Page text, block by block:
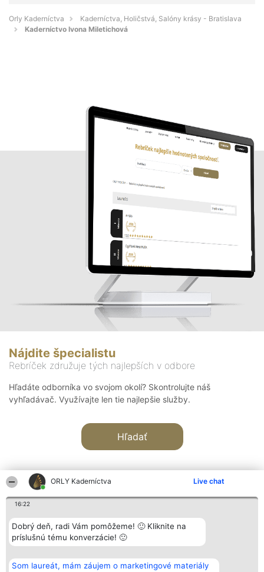
ORLY Kaderníctva Live chat
16:22
Dobrý deň, radi Vám pomôžeme! 🙂 Kliknite na
príslušnú tému konverzácie! 🙂
Som laureát, mám záujem o marketingové materiály
Orly Kaderníctva
Kaderníctva, Holičstvá, Salóny krásy - Bratislava
Kaderníctvo Ivona Miletichová
Nájdite špecialistu
Rebríček združuje tých najlepších v odbore
Hľadáte odborníka vo svojom okolí? Skontrolujte náš
vyhľadávač. Využívajte len tie najlepšie služby.
Hľadať
Organizátor hodnotenia
Bright Side Solutions sp. z o.
o. sp. k.
Wrocław 50-079
KRS 0000749100 | Regon
Hodnotenie
Laureáti
Lista
Laureatów
Podmienky
Kontakt
Kontakt